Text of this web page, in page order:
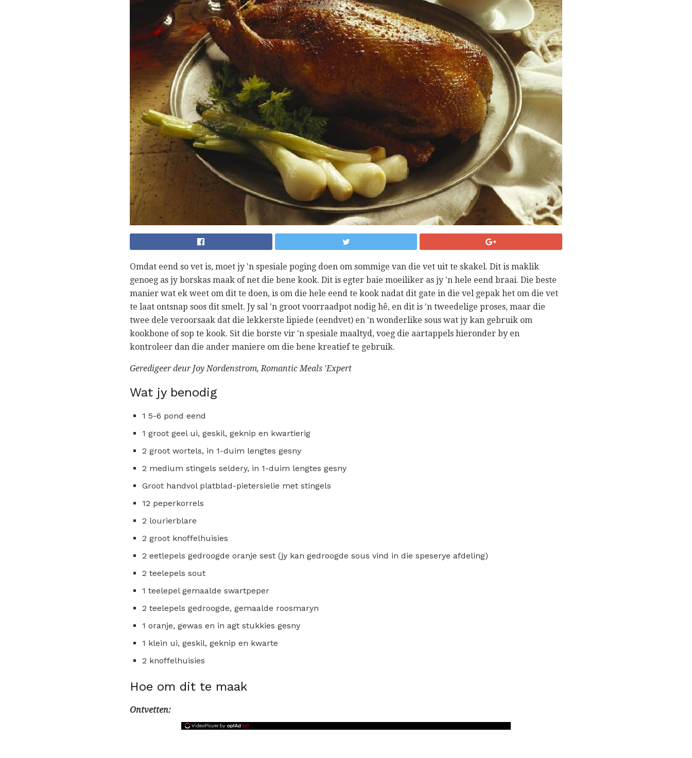
Omdat eend so vet is, moet jy 'n spesiale poging doen om sommige van die vet uit te skakel. Dit is maklik
genoeg as jy borskas maak of net die bene kook. Dit is egter baie moeiliker as jy 'n hele eend braai. Die beste
manier wat ek weet om dit te doen, is om die hele eend te kook nadat dit gate in die vel gepak het om die vet
te laat ontsnap soos dit smelt. Jy sal 'n groot voorraadpot nodig hê, en dit is 'n tweedelige proses, maar die
twee dele veroorsaak dat die lekkerste lipiede (eendvet) en 'n wonderlike sous wat jy kan gebruik om
kookbone of sop te kook. Sit die borste vir 'n spesiale maaltyd, voeg die aartappels hieronder by en
kontroleer dan die ander maniere om die bene kreatief te gebruik.
Geredigeer deur Joy Nordenstrom, Romantic Meals 'Expert
Wat jy benodig
1 5-6 pond eend
1 groot geel ui, geskil, geknip en kwartierig
2 groot wortels, in 1-duim lengtes gesny
2 medium stingels seldery, in 1-duim lengtes gesny
Groot handvol platblad-pietersielie met stingels
12 peperkorrels
2 lourierblare
2 groot knoffelhuisies
2 eetlepels gedroogde oranje sest (jy kan gedroogde sous vind in die speserye afdeling)
2 teelepels sout
1 teelepel gemaalde swartpeper
2 teelepels gedroogde, gemaalde roosmaryn
1 oranje, gewas en in agt stukkies gesny
1 klein ui, geskil, geknip en kwarte
2 knoffelhuisies
Hoe om dit te maak
Ontvetten: